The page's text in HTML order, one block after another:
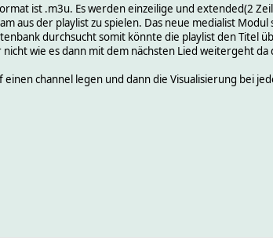
ist .m3u. Es werden einzeilige und extended(2
aus der playlist zu spielen. Das neue medialist
durchsucht somit könnte die playlist den Titel
wie es dann mit dem nächsten Lied weitergeht da
channel legen und dann die Visualisierung bei